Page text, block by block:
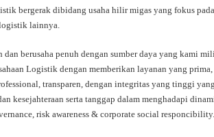
bergerak dibidang usaha hilir migas yang fokus
lainnya.
dan berusaha penuh dengan sumber daya yang kami
Logistik dengan memberikan layanan yang
transparen, dengan integritas yang tinggi
kesejahteraan serta tanggap dalam menghadapi
risk awareness & corporate social